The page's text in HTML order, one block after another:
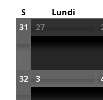
S
Lundi
31
27
32 3